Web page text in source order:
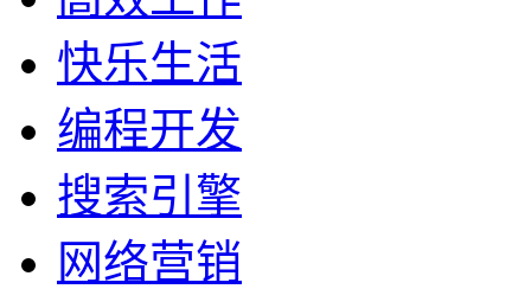
快乐生活
编程开发
搜索引擎
网络营销